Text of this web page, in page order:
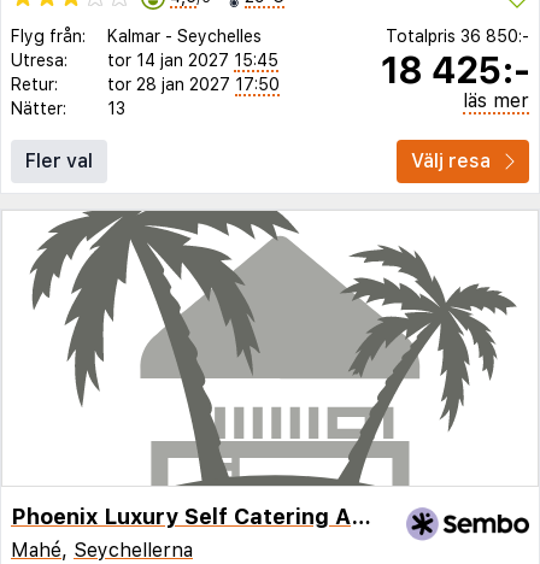
Flyg från: Kalmar - Seychelles
Utresa:
tor 14 jan 2027 15:45
Retur:
tor 28 jan 2027 17:50
Nätter:
13
Totalpris 36 850:-
18 425:-
läs mer
Fler val Välj resa
Phoenix Luxury Self Catering Apartments
Mahé, Seychellerna